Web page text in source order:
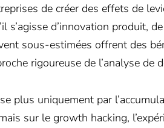
de créer des effets de
s’agisse d’innovation produit,
sous-estimées offrent des
rigoureuse de l’analyse de
plus uniquement par
sur le growth hacking,